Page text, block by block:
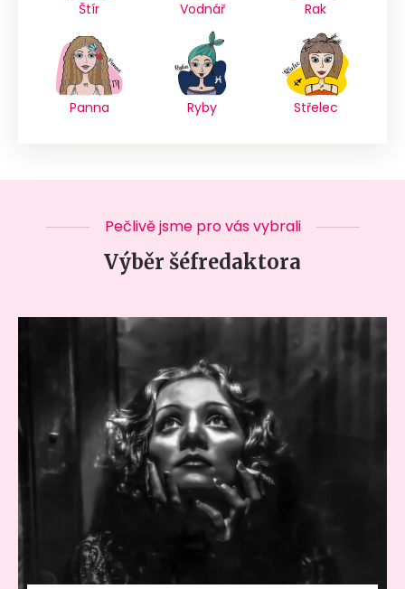
Štír Vodnář Rak
Panna Ryby Střelec
Pečlivě jsme pro vás vybrali
Výběr šéfredaktora